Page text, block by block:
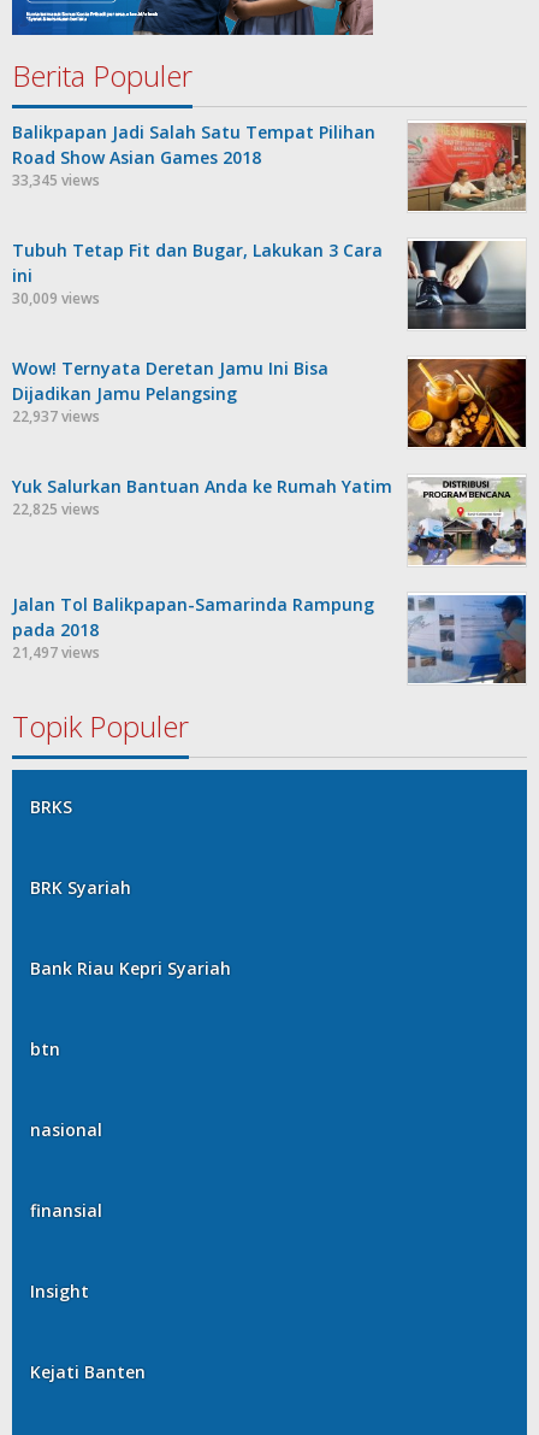
Berita Populer
Balikpapan Jadi Salah Satu Tempat Pilihan
Road Show Asian Games 2018
33,345 views
Tubuh Tetap Fit dan Bugar, Lakukan 3 Cara
ini
30,009 views
Wow! Ternyata Deretan Jamu Ini Bisa
Dijadikan Jamu Pelangsing
22,937 views
Yuk Salurkan Bantuan Anda ke Rumah Yatim
22,825 views
Jalan Tol Balikpapan-Samarinda Rampung
pada 2018
21,497 views
Topik Populer
BRKS
BRK Syariah
Bank Riau Kepri Syariah
btn
nasional
finansial
Insight
Kejati Banten